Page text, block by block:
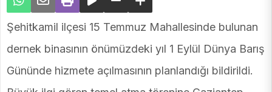
Şehitkamil ilçesi 15 Temmuz Mahallesinde bulunan
dernek binasının önümüzdeki yıl 1 Eylül Dünya Barış
Gününde hizmete açılmasının planlandığı bildirildi.